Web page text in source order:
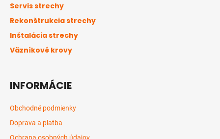
Servis strechy
Rekonštrukcia strechy
Inštalácia strechy
Väzníkové krovy
INFORMÁCIE
Obchodné podmienky
Doprava a platba
Ochrana osobných údajov